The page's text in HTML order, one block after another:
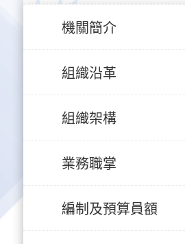
機關簡介
組織沿革
組織架構
業務職掌
編制及預算員額